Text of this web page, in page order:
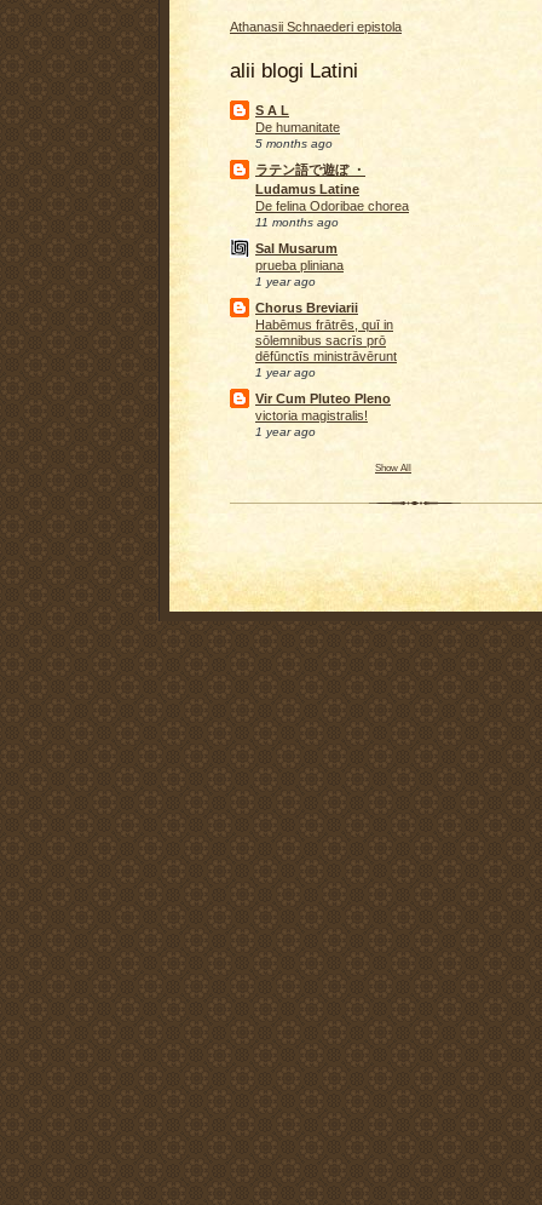
Athanasii Schnaederi epistola
alii blogi Latini
S A L
De humanitate
5 months ago
ラテン語で遊ぼ ・
Ludamus Latine
De felina Odoribae chorea
11 months ago
Sal Musarum
prueba pliniana
1 year ago
Chorus Breviarii
Habēmus frātrēs, quī in
sōlemnibus sacrīs prō
dēfūnctīs ministrāvērunt
1 year ago
Vir Cum Pluteo Pleno
victoria magistralis!
1 year ago
Show All